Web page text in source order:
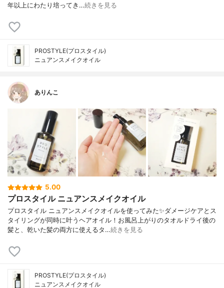
年以上にわたり培ってき…続きを見る
PROSTYLE(プロスタイル)
ニュアンスメイクオイル
ありんこ
5.00
プロスタイル ニュアンスメイクオイル
プロスタイル ニュアンスメイクオイルを使ってみた✨ダメージケアとス
タイリングが同時に叶うヘアオイル！お風呂上がりのタオルドライ後の
髪と、乾いた髪の両方に使えるタ…続きを見る
PROSTYLE(プロスタイル)
ニュアンスメイクオイル